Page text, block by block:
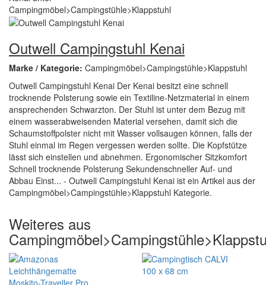
Outwell Campingstuhl Kenai
Marke / Kategorie: Campingmöbel>Campingstühle>Klappstuhl
Outwell Campingstuhl Kenai Der Kenai besitzt eine schnell
trocknende Polsterung sowie ein Textiline-Netzmaterial in einem
ansprechenden Schwarzton. Der Stuhl ist unter dem Bezug mit
einem wasserabweisenden Material versehen, damit sich die
Schaumstoffpolster nicht mit Wasser vollsaugen können, falls der
Stuhl einmal im Regen vergessen werden sollte. Die Kopfstütze
lässt sich einstellen und abnehmen. Ergonomischer Sitzkomfort
Schnell trocknende Polsterung Sekundenschneller Auf- und
Abbau Einst... - Outwell Campingstuhl Kenai ist ein Artikel aus der
Campingmöbel>Campingstühle>Klappstuhl Kategorie.
Weiteres aus